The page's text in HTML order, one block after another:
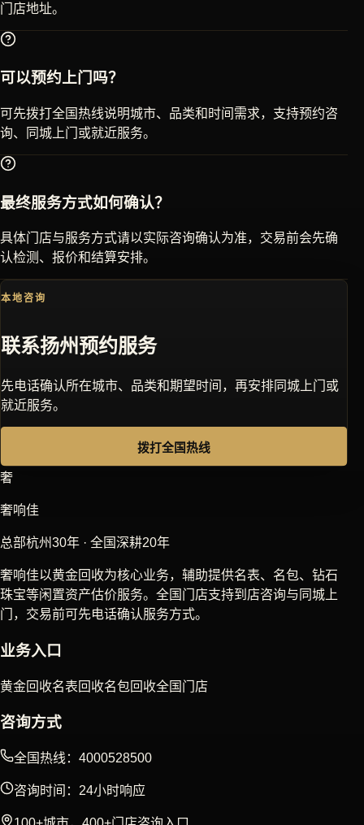
门店地址。
可以预约上门吗？
可先拨打全国热线说明城市、品类和时间需求，支持预约咨
询、同城上门或就近服务。
最终服务方式如何确认？
具体门店与服务方式请以实际咨询确认为准，交易前会先确
认检测、报价和结算安排。
本地咨询
联系扬州预约服务
先电话确认所在城市、品类和期望时间，再安排同城上门或
就近服务。
拨打全国热线
奢
奢响佳
总部杭州30年 · 全国深耕20年
奢响佳以黄金回收为核心业务，辅助提供名表、名包、钻石
珠宝等闲置资产估价服务。全国门店支持到店咨询与同城上
门，交易前可先电话确认服务方式。
业务入口
黄金回收名表回收名包回收全国门店
咨询方式
全国热线：4000528500
咨询时间：24小时响应